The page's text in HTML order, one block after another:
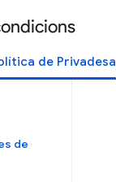
de Privadesa
de